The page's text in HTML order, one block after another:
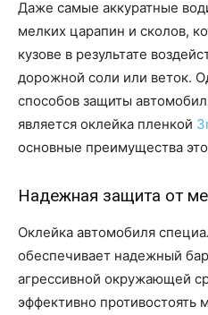
Даже самые аккуратные
мелких царапин и сколов,
кузове в результате
дорожной соли или веток.
способов защиты
является оклейка пленкой
основные преимущества
Надежная защита от
Оклейка автомобиля
обеспечивает надежный
агрессивной окружающей
эффективно